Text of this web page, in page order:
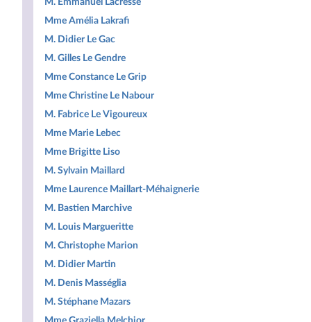
Mme Amélia Lakrafi
M. Didier Le Gac
M. Gilles Le Gendre
Mme Constance Le Grip
Mme Christine Le Nabour
M. Fabrice Le Vigoureux
Mme Marie Lebec
Mme Brigitte Liso
M. Sylvain Maillard
Mme Laurence Maillart-Méhaignerie
M. Bastien Marchive
M. Louis Margueritte
M. Christophe Marion
M. Didier Martin
M. Denis Masséglia
M. Stéphane Mazars